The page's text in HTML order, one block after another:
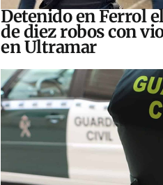
Detenido en Ferrol
de diez robos con
en Ultramar